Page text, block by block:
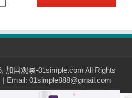
加国观察-01simple.com All Rights
| Email: 01simple888@gmail.com